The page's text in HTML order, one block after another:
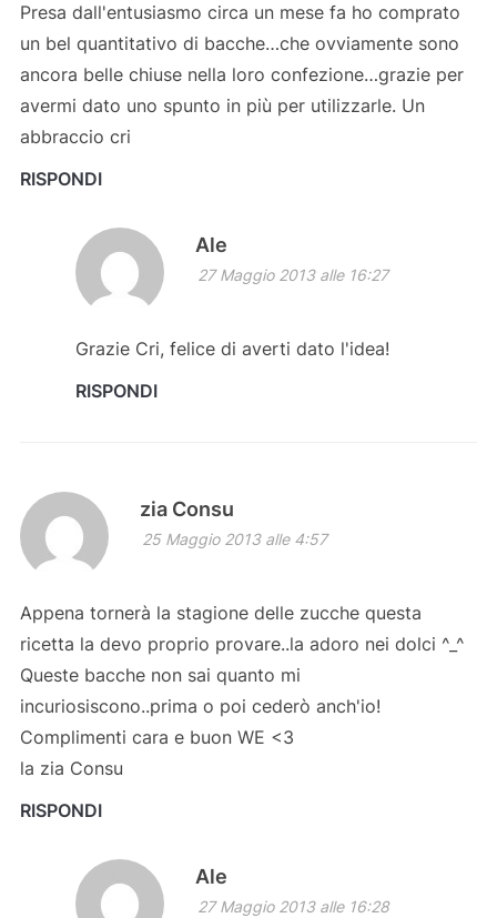
Presa dall'entusiasmo circa un mese fa ho comprato
un bel quantitativo di bacche…che ovviamente sono
ancora belle chiuse nella loro confezione…grazie per
avermi dato uno spunto in più per utilizzarle. Un
abbraccio cri
RISPONDI
Ale
27 Maggio 2013 alle 16:27
Grazie Cri, felice di averti dato l'idea!
RISPONDI
zia Consu
25 Maggio 2013 alle 4:57
Appena tornerà la stagione delle zucche questa
ricetta la devo proprio provare..la adoro nei dolci ^_^
Queste bacche non sai quanto mi
incuriosiscono..prima o poi cederò anch'io!
Complimenti cara e buon WE <3
la zia Consu
RISPONDI
Ale
27 Maggio 2013 alle 16:28